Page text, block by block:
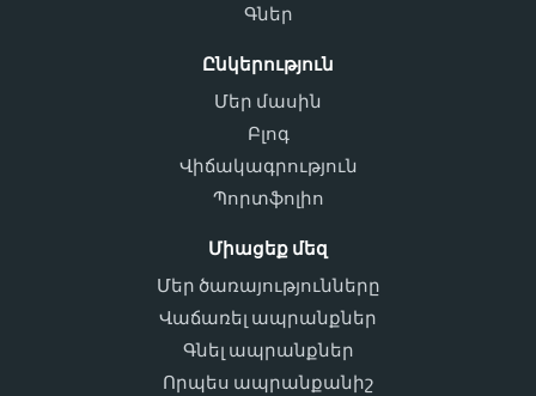
Գներ
Ընկերություն
Մեր մասին
Բլոգ
Վիճակագրություն
Պորտֆոլիո
Միացեք մեզ
Մեր ծառայությունները
Վաճառել ապրանքներ
Գնել ապրանքներ
Որպես ապրանքանիշ